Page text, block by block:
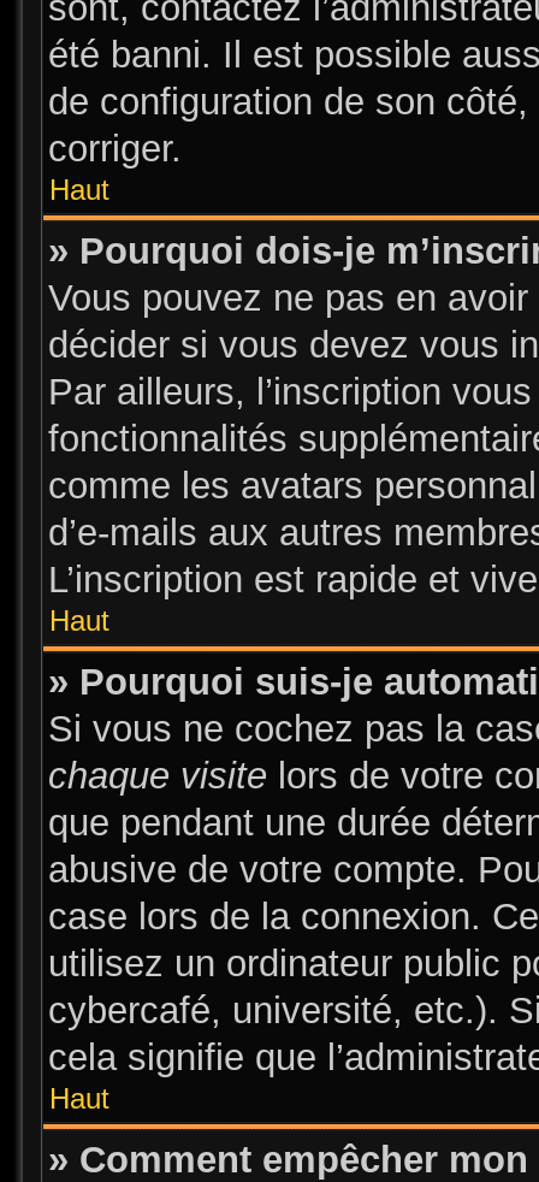
été banni. Il est possible
de configuration de son
corriger.
Haut
» Pourquoi dois-je
Vous pouvez ne pas en
décider si vous devez vous
Par ailleurs, l’inscription
fonctionnalités
comme les avatars
d’e-mails aux autres
L’inscription est rapide et
Haut
» Pourquoi suis-je
Si vous ne cochez pas la
chaque visite lors de votre
que pendant une durée
abusive de votre compte.
case lors de la connexion.
utilisez un ordinateur public
cybercafé, université, etc.).
cela signifie que
Haut
» Comment empêcher